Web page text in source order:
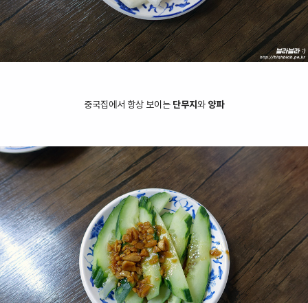
중국집에서 항상 보이는 단무지 와 양파